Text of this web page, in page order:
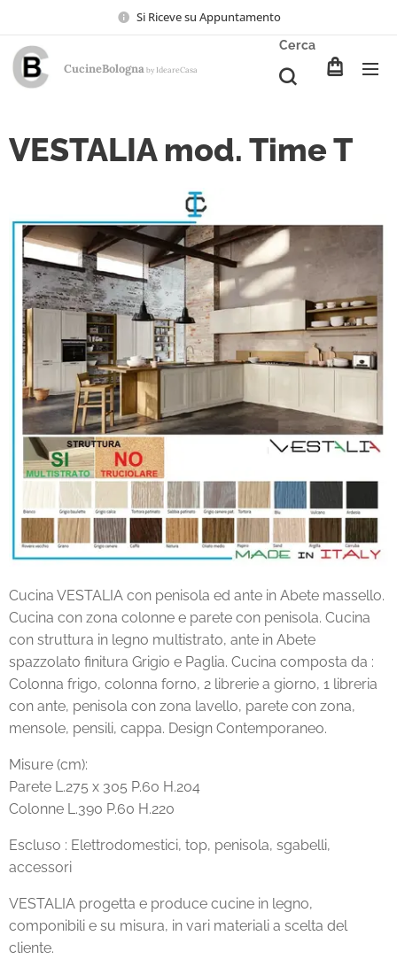
Si Riceve su Appuntamento
CucineBologna by IdeareCasa
Cerca
VESTALIA mod. Time T
Cucina VESTALIA con penisola ed ante in Abete massello.
Cucina con zona colonne e parete con penisola. Cucina
con struttura in legno multistrato, ante in Abete
spazzolato finitura Grigio e Paglia. Cucina composta da :
Colonna frigo, colonna forno, 2 librerie a giorno, 1 libreria
con ante, penisola con zona lavello, parete con zona,
mensole, pensili, cappa. Design Contemporaneo.
Misure (cm):
Parete L.275 x 305 P.60 H.204
Colonne L.390 P.60 H.220
Escluso : Elettrodomestici, top, penisola, sgabelli,
accessori
VESTALIA progetta e produce cucine in legno,
componibili e su misura, in vari materiali a scelta del
cliente.